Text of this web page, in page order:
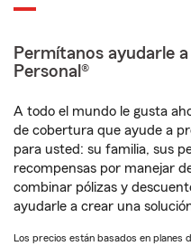
Permítanos ayudarle
Personal®
A todo el mundo le gusta
de cobertura que ayude a
para usted: su familia, sus
recompensas por manejar
combinar pólizas y
ayudarle a crear una
Los precios están basados en planes